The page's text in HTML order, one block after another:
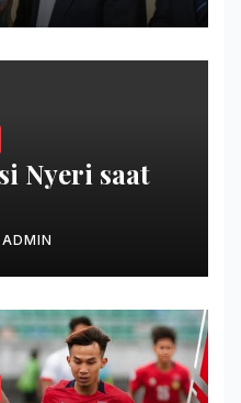
Nyeri saat
ADMIN